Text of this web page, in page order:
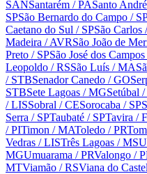
SANSantarém / PASanto André
SPSão Bernardo do Campo /
Caetano do Sul / SPSão Carlos
Madeira / AVRSão João de
Preto / SPSão José dos Campos
Leopoldo / RSSão Luís / MA
/ STBSenador Canedo / GO
STBSete Lagoas / MGSetúbal /
/ LISSobral / CESorocaba / SP
Serra / SPTaubaté / SPTavira /
/ PITimon / MAToledo / PR
Vedras / LISTrês Lagoas / MS
MGUmuarama / PRValongo /
MTViamão / RSViana do